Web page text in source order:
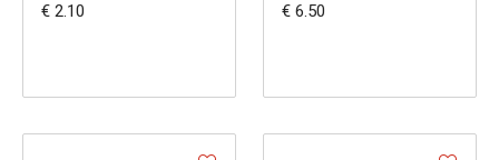
€ 2.10 € 6.50